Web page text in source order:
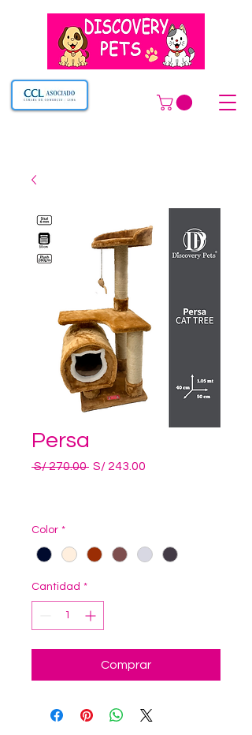
Persa
S/ 270.00 Precio
S/ 243.00
Color *
Cantidad *
Comprar